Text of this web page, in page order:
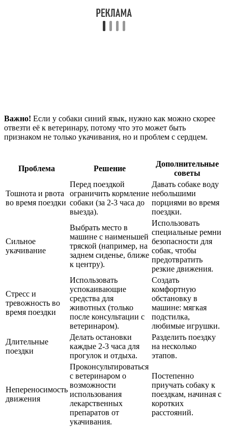
Важно! Если у собаки синий язык, нужно как можно скорее
отвезти её к ветеринару, потому что это может быть
признаком не только укачивания, но и проблем с сердцем.
Проблема Решение
Дополнительные
советы
Тошнота и рвота
во время поездки
Перед поездкой
ограничить кормление
собаки (за 2-3 часа до
выезда).
Давать собаке воду
небольшими
порциями во время
поездки.
Сильное
укачивание
Выбрать место в
машине с наименьшей
тряской (например, на
заднем сиденье, ближе
к центру).
Использовать
специальные ремни
безопасности для
собак, чтобы
предотвратить
резкие движения.
Стресс и
тревожность во
время поездки
Использовать
успокаивающие
средства для
животных (только
после консультации с
ветеринаром).
Создать
комфортную
обстановку в
машине: мягкая
подстилка,
любимые игрушки.
Длительные
поездки
Делать остановки
каждые 2-3 часа для
прогулок и отдыха.
Разделить поездку
на несколько
этапов.
Непереносимость
движения
Проконсультироваться
с ветеринаром о
возможности
использования
лекарственных
препаратов от
укачивания.
Постепенно
приучать собаку к
поездкам, начиная с
коротких
расстояний.